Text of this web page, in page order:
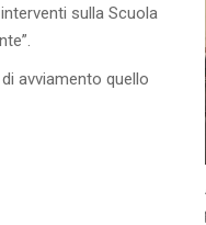
sulla Scuola
avviamento quello